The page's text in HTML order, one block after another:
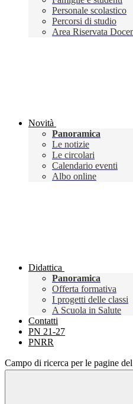
Personale scolastico
Percorsi di studio
Area Riservata
Novità
Panoramica
Le notizie
Le circolari
Calendario eventi
Albo online
Didattica
Panoramica
Offerta formativa
I progetti delle classi
A Scuola in Salute
Contatti
PN 21-27
PNRR
Campo di ricerca per le pagine